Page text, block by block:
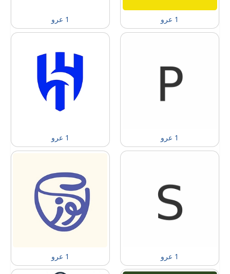
1 عرو 1 عرو
1 عرو 1 عرو
1 عرو 1 عرو